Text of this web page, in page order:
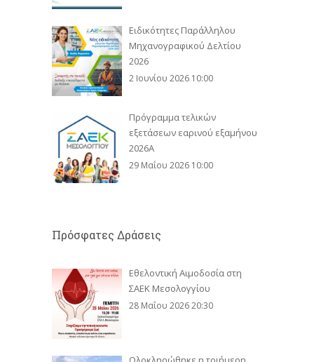
Ειδικότητες Παράλληλου
Μηχανογραφικού Δελτίου
2026
2 Ιουνίου 2026 10:00
Πρόγραμμα τελικών
εξετάσεων εαρινού εξαμήνου
2026Α
29 Μαΐου 2026 10:00
Πρόσφατες Δράσεις
Εθελοντική Αιμοδοσία στη
ΣΑΕΚ Μεσολογγίου
28 Μαΐου 2026 20:30